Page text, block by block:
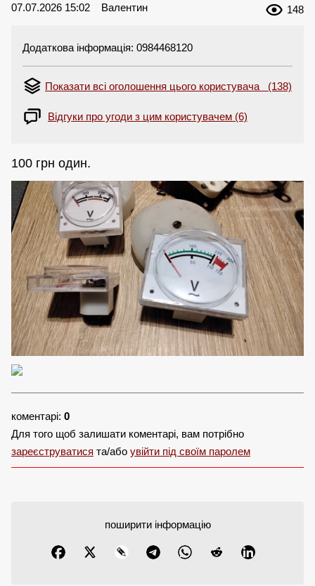
07.07.2026 15:02 Валентин 148
Додаткова інформація: 0984468120
Показати всі оголошення цього користувача (138)
Відгуки про угоди з цим користувачем (6)
100 грн один.
коментарі: 0
Для того щоб залишати коментарі, вам потрібно
зареєструватися та/або увійти під своїм паролем
поширити інформацію